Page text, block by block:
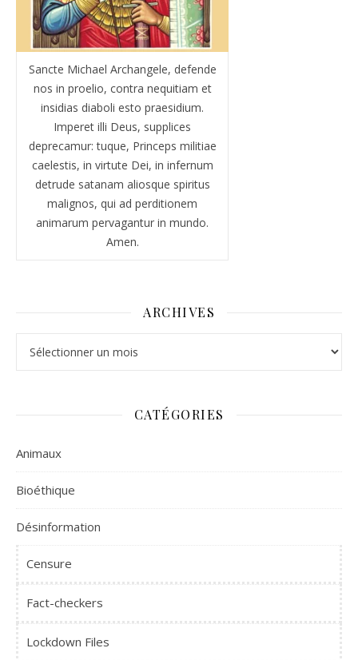
Sancte Michael Archangele, defende
nos in proelio, contra nequitiam et
insidias diaboli esto praesidium.
Imperet illi Deus, supplices
deprecamur: tuque, Princeps militiae
caelestis, in virtute Dei, in infernum
detrude satanam aliosque spiritus
malignos, qui ad perditionem
animarum pervagantur in mundo.
Amen.
ARCHIVES
CATÉGORIES
Animaux
Bioéthique
Désinformation
Censure
Fact-checkers
Lockdown Files